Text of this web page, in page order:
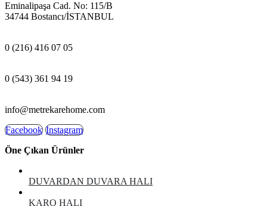
Eminalipaşa Cad. No: 115/B
34744 Bostancı/İSTANBUL
0 (216) 416 07 05
0 (543) 361 94 19
info@metrekarehome.com
Facebook Instagram
Öne Çıkan Ürünler
DUVARDAN DUVARA HALI
KARO HALI